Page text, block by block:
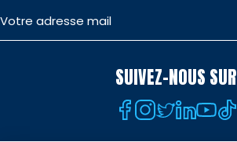
SUIVEZ-NOUS SUR